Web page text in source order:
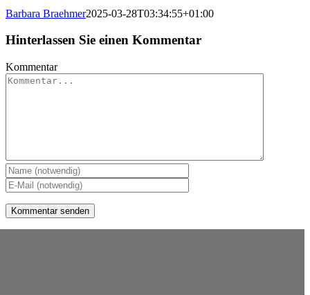
Barbara Braehmer2025-03-28T03:34:55+01:00
Hinterlassen Sie einen Kommentar
Kommentar